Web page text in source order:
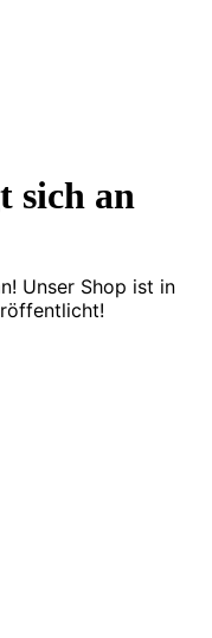
sich an
Unser Shop ist in